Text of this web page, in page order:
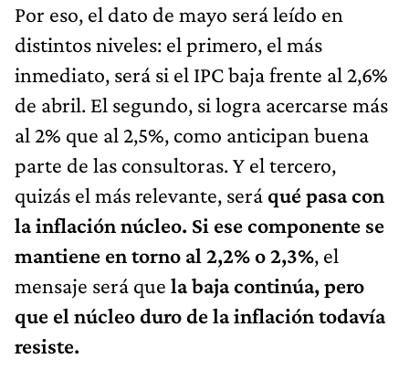
Por eso, el dato de mayo será leído en
distintos niveles: el primero, el más
inmediato, será si el IPC baja frente al 2,6%
de abril. El segundo, si logra acercarse más
al 2% que al 2,5%, como anticipan buena
parte de las consultoras. Y el tercero,
quizás el más relevante, será qué pasa con
la inflación núcleo. Si ese componente se
mantiene en torno al 2,2% o 2,3%, el
mensaje será que la baja continúa, pero
que el núcleo duro de la inflación todavía
resiste.